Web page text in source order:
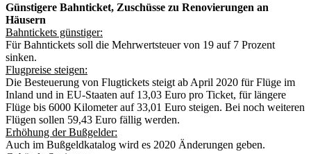
Günstigere Bahnticket, Zuschüsse zu Renovierungen an
Häusern
Bahntickets günstiger:
Für Bahntickets soll die Mehrwertsteuer von 19 auf 7 Prozent
sinken.
Flugpreise steigen:
Die Besteuerung von Flugtickets steigt ab April 2020 für Flüge im
Inland und in EU-Staaten auf 13,03 Euro pro Ticket, für längere
Flüge bis 6000 Kilometer auf 33,01 Euro steigen. Bei noch weiteren
Flügen sollen 59,43 Euro fällig werden.
Erhöhung der Bußgelder:
Auch im Bußgeldkatalog wird es 2020 Änderungen geben.